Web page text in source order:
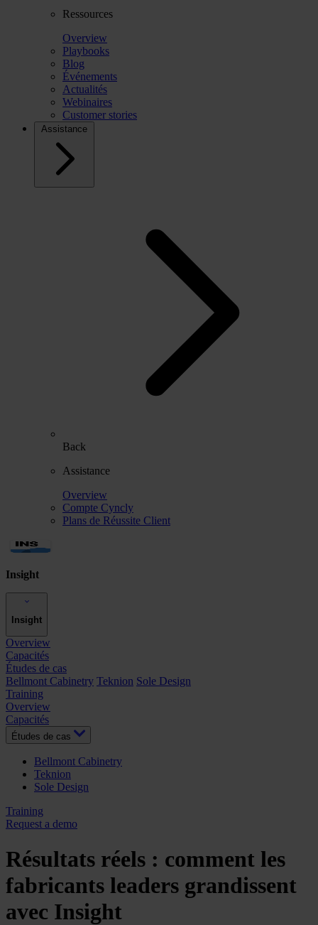
Ressources
Overview
Playbooks
Blog
Événements
Actualités
Webinaires
Customer stories
Assistance
Back
Assistance
Overview
Compte Cyncly
Plans de Réussite Client
Insight
Insight
Overview
Capacités
Études de cas
Bellmont Cabinetry Teknion Sole Design
Training
Overview
Capacités
Études de cas
Bellmont Cabinetry
Teknion
Sole Design
Training
Request a demo
Résultats réels : comment les
fabricants leaders grandissent
avec Insight